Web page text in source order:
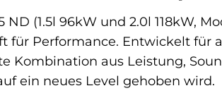
(1.5l 96kW und 2.0l 118kW,
Performance. Entwickelt für
Kombination aus Leistung,
ein neues Level gehoben wird.